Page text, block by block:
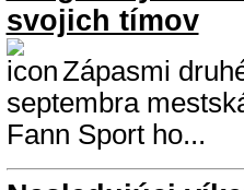
svojich tímov
Zápasmi
septembra
Fann Sport ho...